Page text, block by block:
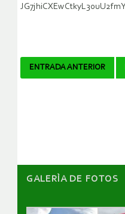
Navegador
ENTRADA ANTERIOR
GALERÌA DE FOTOS